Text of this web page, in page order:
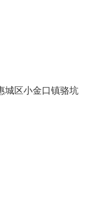
城区小金口镇骆坑